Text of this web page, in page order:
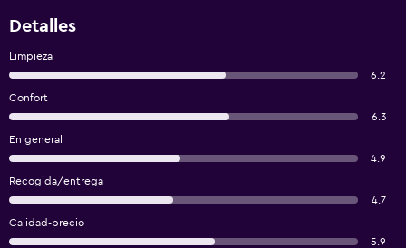
Detalles
Limpieza
6.2
Confort
6.3
En general
4.9
Recogida/entrega
4.7
Calidad-precio
5.9